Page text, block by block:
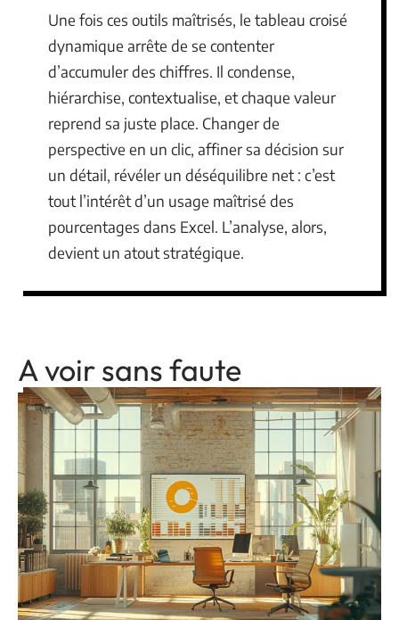
Une fois ces outils maîtrisés, le tableau croisé
dynamique arrête de se contenter
d’accumuler des chiffres. Il condense,
hiérarchise, contextualise, et chaque valeur
reprend sa juste place. Changer de
perspective en un clic, affiner sa décision sur
un détail, révéler un déséquilibre net : c’est
tout l’intérêt d’un usage maîtrisé des
pourcentages dans Excel. L’analyse, alors,
devient un atout stratégique.
A voir sans faute